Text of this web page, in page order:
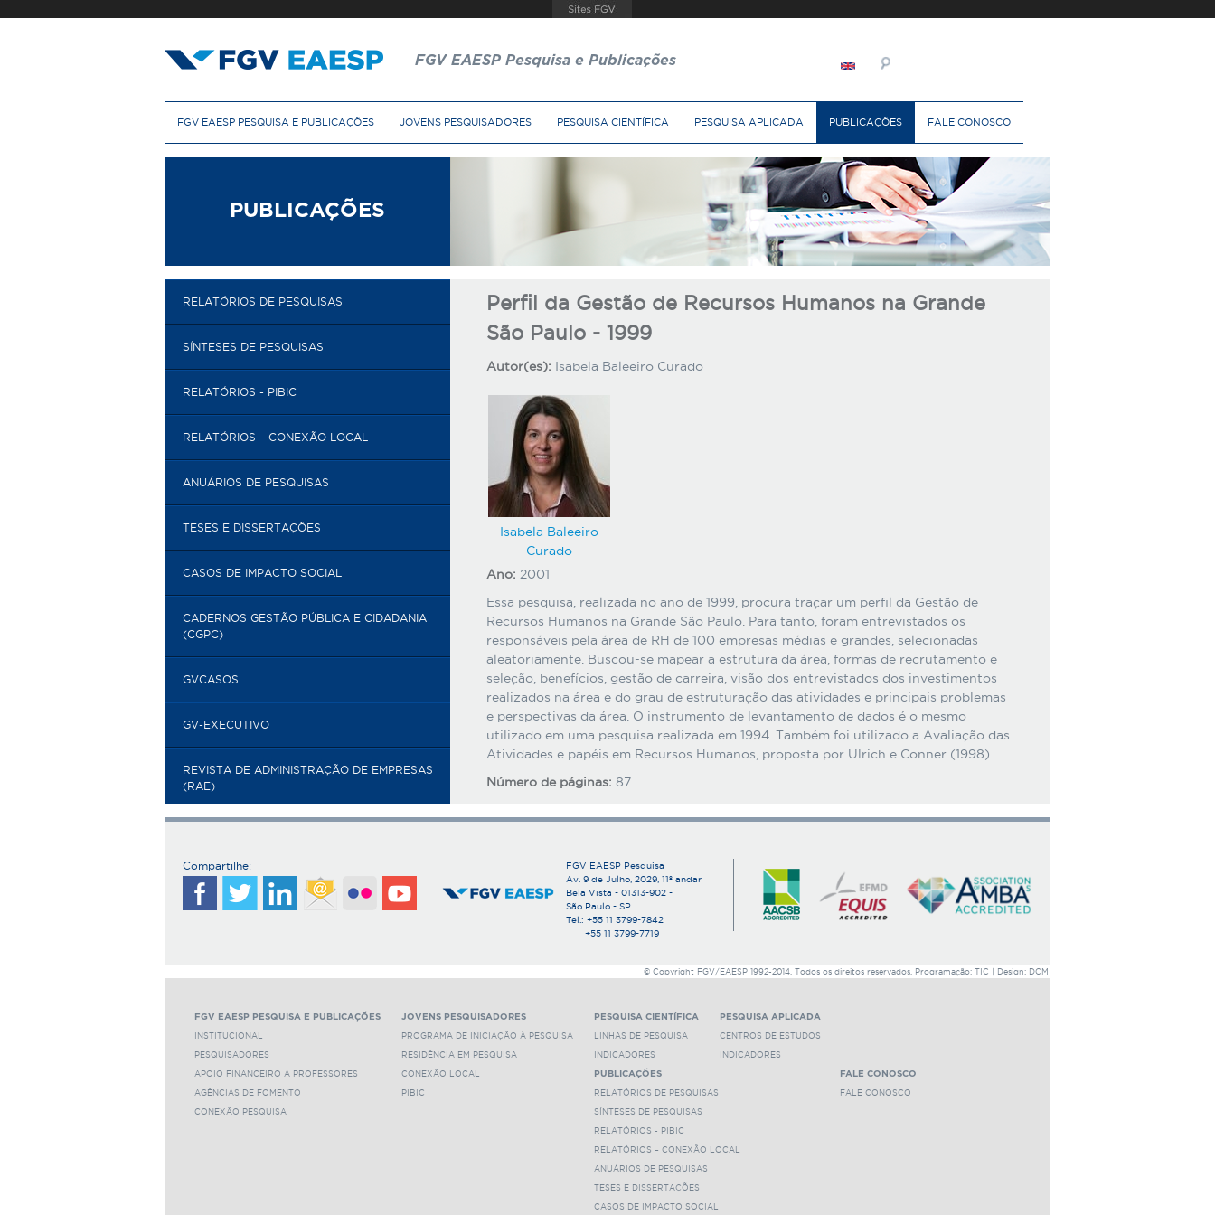
FGV EAESP Pesquisa e Publicações
n
c
i
a
FGV EAESP PESQUISA E PUBLICAÇÕES JOVENS PESQUISADORES PESQUISA CIENTÍFICA PESQUISA APLICADA PUBLICAÇÕES FALE CONOSCO
PUBLICAÇÕES
Perfil da Gestão de Recursos Humanos na Grande
São Paulo - 1999
Autor(es): Isabela Baleeiro Curado
Isabela Baleeiro
Curado
Ano: 2001
Essa pesquisa, realizada no ano de 1999, procura traçar um perfil da Gestão de
Recursos Humanos na Grande São Paulo. Para tanto, foram entrevistados os
responsáveis pela área de RH de 100 empresas médias e grandes, selecionadas
aleatoriamente. Buscou-se mapear a estrutura da área, formas de recrutamento e
seleção, benefícios, gestão de carreira, visão dos entrevistados dos investimentos
realizados na área e do grau de estruturação das atividades e principais problemas
e perspectivas da área. O instrumento de levantamento de dados é o mesmo
utilizado em uma pesquisa realizada em 1994. Também foi utilizado a Avaliação das
Atividades e papéis em Recursos Humanos, proposta por Ulrich e Conner (1998).
Número de páginas: 87
RELATÓRIOS DE PESQUISAS
SÍNTESES DE PESQUISAS
RELATÓRIOS - PIBIC
RELATÓRIOS – CONEXÃO LOCAL
ANUÁRIOS DE PESQUISAS
TESES E DISSERTAÇÕES
CASOS DE IMPACTO SOCIAL
CADERNOS GESTÃO PÚBLICA E CIDADANIA
(CGPC)
GVCASOS
GV-EXECUTIVO
REVISTA DE ADMINISTRAÇÃO DE EMPRESAS
(RAE)
Compartilhe:
FGV EAESP Pesquisa
Av. 9 de Julho, 2029, 11º andar
Bela Vista - 01313-902 -
São Paulo - SP
Tel.: +55 11 3799-7842
+55 11 3799-7719
© Copyright FGV/EAESP 1992-2014. Todos os direitos reservados. Programação: TIC | Design: DCM
FGV EAESP PESQUISA E PUBLICAÇÕES
INSTITUCIONAL
PESQUISADORES
APOIO FINANCEIRO A PROFESSORES
AGÊNCIAS DE FOMENTO
CONEXÃO PESQUISA
JOVENS PESQUISADORES
PROGRAMA DE INICIAÇÃO À PESQUISA
RESIDÊNCIA EM PESQUISA
CONEXÃO LOCAL
PIBIC
PESQUISA CIENTÍFICA
LINHAS DE PESQUISA
INDICADORES
PESQUISA APLICADA
CENTROS DE ESTUDOS
INDICADORES
PUBLICAÇÕES
RELATÓRIOS DE PESQUISAS
SÍNTESES DE PESQUISAS
RELATÓRIOS - PIBIC
RELATÓRIOS – CONEXÃO LOCAL
ANUÁRIOS DE PESQUISAS
TESES E DISSERTAÇÕES
CASOS DE IMPACTO SOCIAL
FALE CONOSCO
FALE CONOSCO